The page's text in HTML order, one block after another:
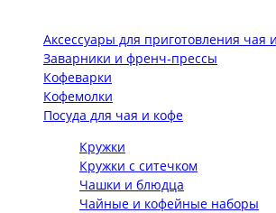
Аксессуары для приготовления чая
Заварники и френч-прессы
Кофеварки
Кофемолки
Посуда для чая и кофе
Кружки
Кружки с ситечком
Чашки и блюдца
Чайные и кофейные наборы